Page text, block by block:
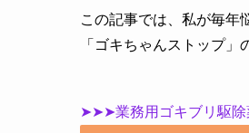
この記事では、私が毎年
「ゴキちゃんストップ」
➤➤➤業務用ゴキブリ駆除